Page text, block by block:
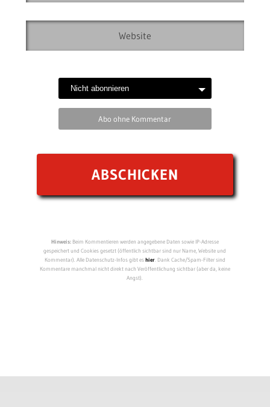
Abo ohne Kommentar
Hinweis:Beim Kommentieren werden angegebene Daten sowie IP-Adresse
gespeichert und Cookies gesetzt (öffentlich sichtbar sind nur Name, Website und
Kommentar). Alle Datenschutz-Infos gibt eshier. Dank Cache/Spam-Filter sind
Kommentare manchmal nicht direkt nach Veröffentlichung sichtbar (aber da, keine
Angst).